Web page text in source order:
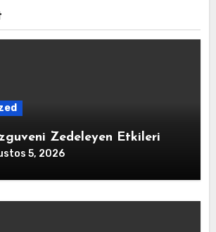
Zedeleyen Etkileri
5, 2026